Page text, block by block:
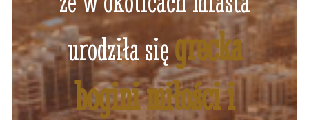
urodziła sięgrecka
bogini miłości i